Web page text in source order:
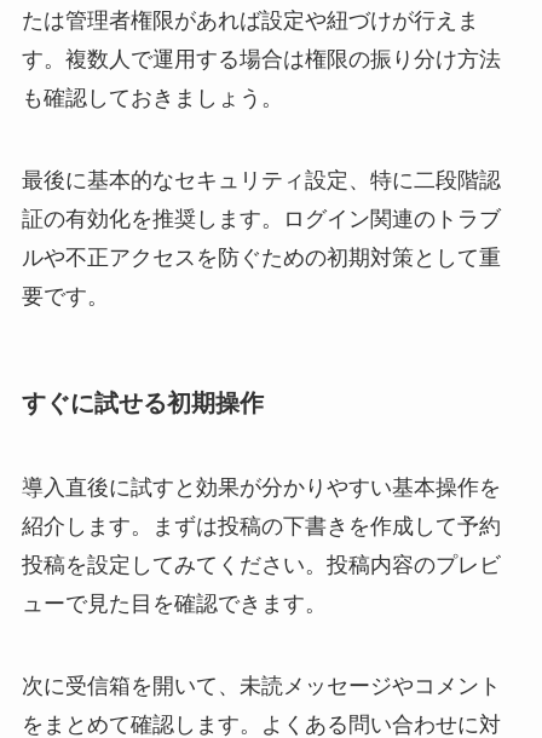
たは管理者権限があれば設定や紐づけが行えま
す。複数人で運用する場合は権限の振り分け方法
も確認しておきましょう。
最後に基本的なセキュリティ設定、特に二段階認
証の有効化を推奨します。ログイン関連のトラブ
ルや不正アクセスを防ぐための初期対策として重
要です。
すぐに試せる初期操作
導入直後に試すと効果が分かりやすい基本操作を
紹介します。まずは投稿の下書きを作成して予約
投稿を設定してみてください。投稿内容のプレビ
ューで見た目を確認できます。
次に受信箱を開いて、未読メッセージやコメント
をまとめて確認します。よくある問い合わせに対